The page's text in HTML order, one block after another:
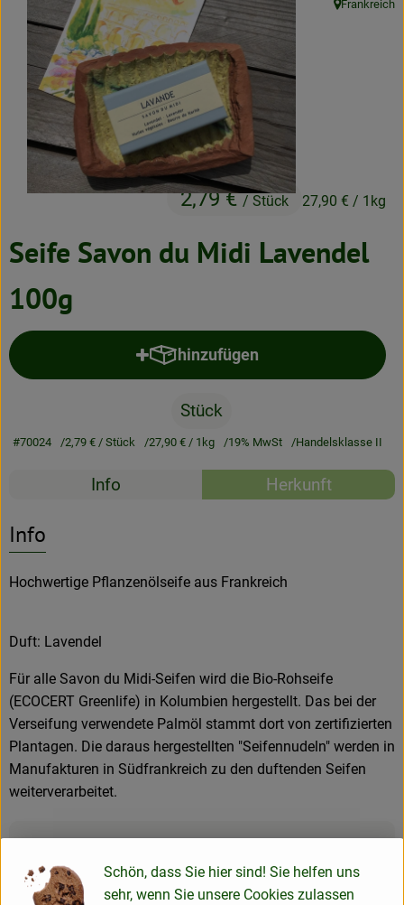
Neues & Angebote
Obst & Gemüse
Frisches
Speisekammer
Getränke
Rezeptarchiv
Seife Savon du Midi Lavendel
100g
2,79 €/ Stück 27,90 € / 1kg
, Herkunft:
Frankreich
hinzufügen
Produkt zum Warenkorb
Stück
#70024 2,79 € / Stück 27,90 € / 1kg 19% MwSt Handelsklasse II
Rezepte
Info Herkunft
Info
Hochwertige Pflanzenölseife aus Frankreich
Duft: Lavendel
Für alle Savon du Midi-Seifen wird die Bio-Rohseife
(ECOCERT Greenlife) in Kolumbien hergestellt. Das bei der
Verseifung verwendete Palmöl stammt dort von zertifizierten
Plantagen. Die daraus hergestellten "Seifennudeln" werden in
Manufakturen in Südfrankreich zu den duftenden Seifen
weiterverarbeitet.
Schön, dass Sie hier sind! Sie helfen uns
sehr, wenn Sie unsere Cookies zulassen